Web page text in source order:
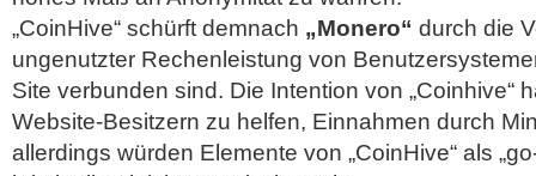
„CoinHive“ schürft demnach „Monero“ durch die
ungenutzter Rechenleistung von
Site verbunden sind. Die Intention von „Coinhive“
Website-Besitzern zu helfen, Einnahmen durch
allerdings würden Elemente von „CoinHive“ als